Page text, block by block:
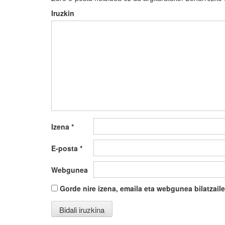
Iruzkin
Izena *
E-posta *
Webgunea
Gorde nire izena, emaila eta webgunea